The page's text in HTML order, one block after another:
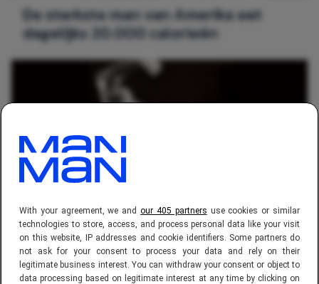
With your agreement, we andour 405 partners use cookies or similar
technologies to store, access, and process personal data like your visit
on this website, IP addresses and cookie identifiers. Some partners do
not ask for your consent to process your data and rely on their
legitimate business interest. You can withdraw your consent or object to
data processing based on legitimate interest at any time by clicking on
De sterkste man van Amerika eet
dagelijks 20.000 calorieën
GEZONDHEID
De perfecte workout wanneer je niet
naar de gym kan